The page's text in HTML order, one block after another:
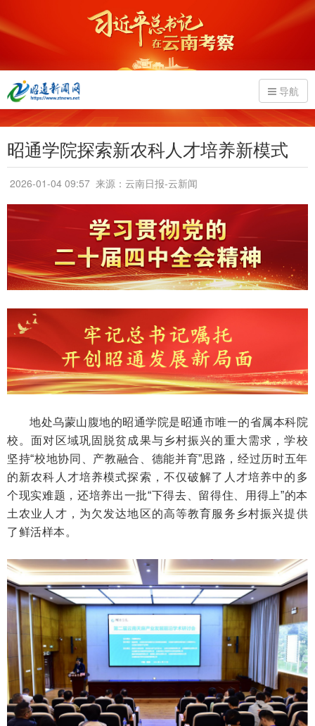
导航
昭通学院探索新农科人才培养新模式
2026-01-04 09:57 来源：云南日报-云新闻
地处乌蒙山腹地的昭通学院是昭通市唯一的省属本科院
校。面对区域巩固脱贫成果与乡村振兴的重大需求，学校
坚持“校地协同、产教融合、德能并育”思路，经过历时五年
的新农科人才培养模式探索，不仅破解了人才培养中的多
个现实难题，还培养出一批“下得去、留得住、用得上”的本
土农业人才，为欠发达地区的高等教育服务乡村振兴提供
了鲜活样本。